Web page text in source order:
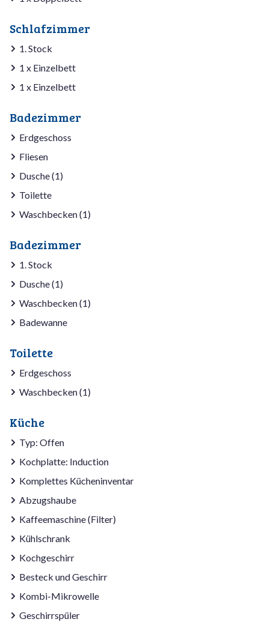
Schlafzimmer
1. Stock
1 x Einzelbett
1 x Einzelbett
Badezimmer
Erdgeschoss
Fliesen
Dusche (1)
Toilette
Waschbecken (1)
Badezimmer
1. Stock
Dusche (1)
Waschbecken (1)
Badewanne
Toilette
Erdgeschoss
Waschbecken (1)
Küche
Typ: Offen
Kochplatte: Induction
Komplettes Kücheninventar
Abzugshaube
Kaffeemaschine (Filter)
Kühlschrank
Kochgeschirr
Besteck und Geschirr
Kombi-Mikrowelle
Geschirrspüler